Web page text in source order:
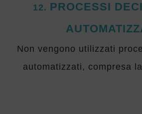
12. PROCESSI
Non vengono utilizzati
automatizzati, compresa